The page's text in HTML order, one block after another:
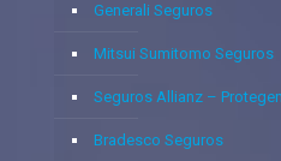
Generali Seguros
Mitsui Sumitomo Seguros
Seguros Allianz –
Bradesco Seguros